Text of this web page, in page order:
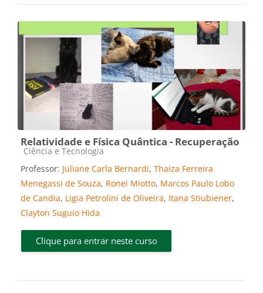
Relatividade e Física Quântica - Recuperação
Categoria do curso
Ciência e Tecnologia
Professor: Juliane Carla Bernardi, Thaiza Ferreira
Menegassi de Souza, Ronei Miotto, Marcos Paulo Lobo
de Candia, Ligia Petrolini de Oliveira, Itana Stiubiener,
Clayton Suguio Hida
Clique para entrar neste curso